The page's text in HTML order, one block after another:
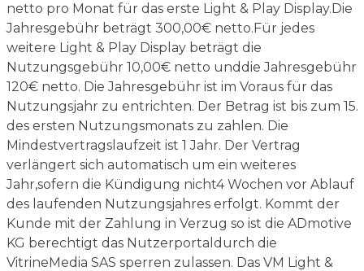
netto pro Monat für das erste Light & Play Display.Die
Jahresgebühr beträgt 300,00€ netto.Für jedes
weitere Light & Play Display beträgt die
Nutzungsgebühr 10,00€ netto unddie Jahresgebühr
120€ netto. Die Jahresgebühr ist im Voraus für das
Nutzungsjahr zu entrichten. Der Betrag ist bis zum 15.
des ersten Nutzungsmonats zu zahlen. Die
Mindestvertragslaufzeit ist 1 Jahr. Der Vertrag
verlängert sich automatisch um ein weiteres
Jahr,sofern die Kündigung nicht4 Wochen vor Ablauf
des laufenden Nutzungsjahres erfolgt. Kommt der
Kunde mit der Zahlung in Verzug so ist die ADmotive
KG berechtigt das Nutzerportaldurch die
VitrineMedia SAS sperren zulassen. Das VM Light &